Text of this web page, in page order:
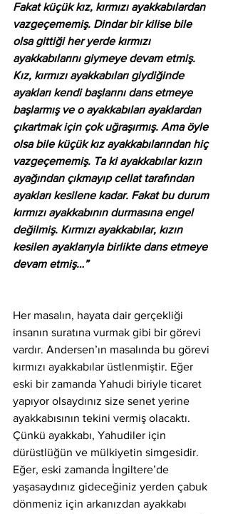
Fakat küçük kız, kırmızı ayakkabılardan
vazgeçememiş. Dindar bir kilise bile
olsa gittiği her yerde kırmızı
ayakkabılarını giymeye devam etmiş.
Kız, kırmızı ayakkabıları giydiğinde
ayakları kendi başlarını dans etmeye
başlarmış ve o ayakkabıları ayaklardan
çıkartmak için çok uğraşırmış. Ama öyle
olsa bile küçük kız ayakkabılarından hiç
vazgeçememiş. Ta ki ayakkabılar kızın
ayağından çıkmayıp cellat tarafından
ayakları kesilene kadar. Fakat bu durum
kırmızı ayakkabının durmasına engel
değilmiş. Kırmızı ayakkabılar, kızın
kesilen ayaklarıyla birlikte dans etmeye
devam etmiş…”
Her masalın, hayata dair gerçekliği
insanın suratına vurmak gibi bir görevi
vardır. Andersen’ın masalında bu görevi
kırmızı ayakkabılar üstlenmiştir. Eğer
eski bir zamanda Yahudi biriyle ticaret
yapıyor olsaydınız size senet yerine
ayakkabısının tekini vermiş olacaktı.
Çünkü ayakkabı, Yahudiler için
dürüstlüğün ve mülkiyetin simgesidir.
Eğer, eski zamanda İngiltere’de
yaşasaydınız gideceğiniz yerden çabuk
dönmeniz için arkanızdan ayakkabı